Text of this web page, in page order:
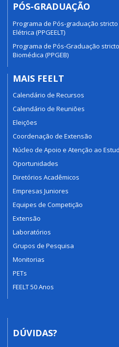
PÓS-GRADUAÇÃO
Programa de Pós-graduação
Elétrica (PPGEELT)
Programa de Pós-Graduação
Biomédica (PPGEB)
MAIS FEELT
Calendário de Recursos
Calendário de Reuniões
Eleições
Coordenação de Extensão
Núcleo de Apoio e Atenção ao
Oportunidades
Diretórios Acadêmicos
Empresas Juniores
Equipes de Competição
Extensão
Laboratórios
Grupos de Pesquisa
Monitorias
PETs
FEELT 50 Anos
DÚVIDAS?